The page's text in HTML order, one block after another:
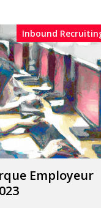
Employeur
Inbound